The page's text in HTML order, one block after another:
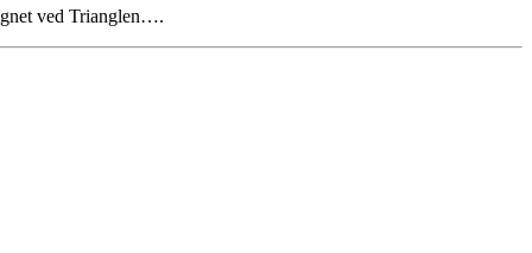
ved Trianglen….